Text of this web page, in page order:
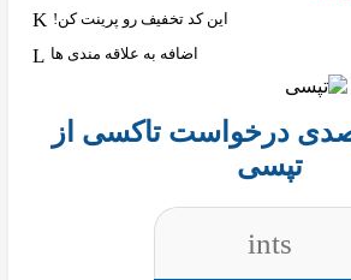
این کد تخفیف رو پرینت کن!
اضافه به علاقه مندی ها
10 درصدی درخواست تاکسی از
تپسی
ints